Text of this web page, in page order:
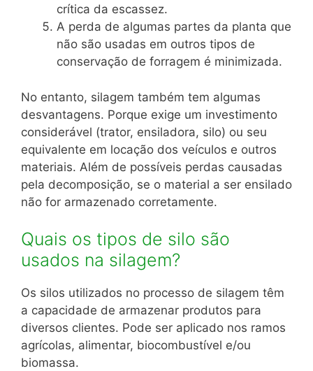
crítica da escassez.
A perda de algumas partes da planta que
não são usadas em outros tipos de
conservação de forragem é minimizada.
No entanto, silagem também tem algumas
desvantagens. Porque exige um investimento
considerável (trator, ensiladora, silo) ou seu
equivalente em locação dos veículos e outros
materiais. Além de possíveis perdas causadas
pela decomposição, se o material a ser ensilado
não for armazenado corretamente.
Quais os tipos de silo são
usados na silagem?
Os silos utilizados no processo de silagem têm
a capacidade de armazenar produtos para
diversos clientes. Pode ser aplicado nos ramos
agrícolas, alimentar, biocombustível e/ou
biomassa.